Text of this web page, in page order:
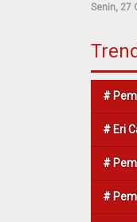
M!
Senin, 27
#
# Eri
#
#